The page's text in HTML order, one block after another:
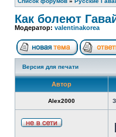
Как болеют
Модератор: valentinakorea
Версия для печати
Автор
Alex2000